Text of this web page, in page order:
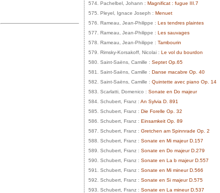
574. Pachelbel, Johann : Magnificat : fugue III.7
575. Pleyel, Ignace Joseph : Menuet
576. Rameau, Jean-Philippe : Les tendres plaintes
577. Rameau, Jean-Philippe : Les sauvages
578. Rameau, Jean-Philippe : Tambourin
579. Rimsky-Korsakoff, Nicolai : Le vol du bourdon
580. Saint-Saëns, Camille : Septet Op.65
581. Saint-Saëns, Camille : Danse macabre Op. 40
582. Saint-Saëns, Camille : Quintette avec piano Op. 14
583. Scarlatti, Domenico : Sonate en Do majeur
584. Schubert, Franz : An Sylvia D. 891
585. Schubert, Franz : Die Forelle Op. 32
586. Schubert, Franz : Einsamkeit Op. 89
587. Schubert, Franz : Gretchen am Spinnrade Op. 2
588. Schubert, Franz : Sonate en Mi majeur D.157
589. Schubert, Franz : Sonate en Do majeur D.279
590. Schubert, Franz : Sonate en La b majeur D.557
591. Schubert, Franz : Sonate en Mi mineur D.566
592. Schubert, Franz : Sonate en Si majeur D.575
593. Schubert, Franz : Sonate en La mineur D.537